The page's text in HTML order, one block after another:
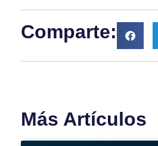
Comparte:
Más Artículos